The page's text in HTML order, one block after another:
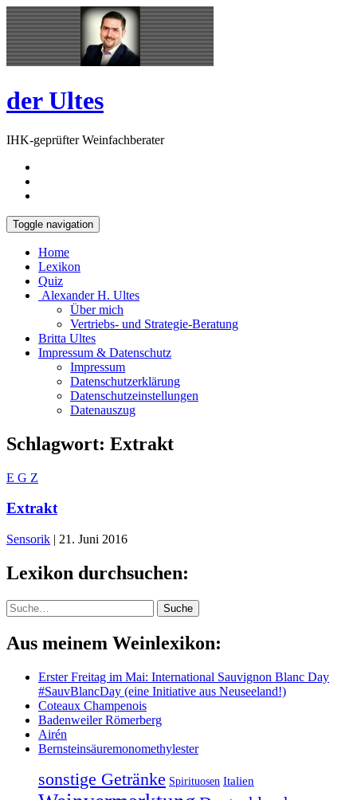
Skip
to
content
Open
Sidebar
der Ultes
IHK-geprüfter Weinfachberater
Toggle navigation
Home
Lexikon
Quiz
Alexander H. Ultes
Über mich
Vertriebs- und Strategie-Beratung
Britta Ultes
Impressum & Datenschutz
Impressum
Datenschutzerklärung
Datenschutzeinstellungen
Datenauszug
Schlagwort: Extrakt
E G Z
Extrakt
Sensorik | 21. Juni 2016
Lexikon durchsuchen:
Suche Suche
Aus meinem Weinlexikon:
Erster Freitag im Mai: International Sauvignon Blanc Day
#SauvBlancDay (eine Initiative aus Neuseeland!)
Coteaux Champenois
Badenweiler Römerberg
Airén
Bernsteinsäuremonomethylester
sonstige Getränke Spirituosen Italien